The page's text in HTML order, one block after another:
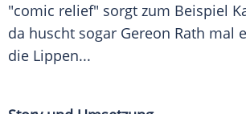
"comic relief" sorgt zum Beispiel
da huscht sogar Gereon Rath mal
die Lippen...